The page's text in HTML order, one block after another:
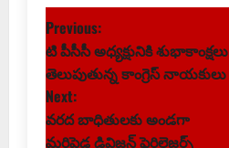
P
o
s
Previous:
టి పీసీసీ అధ్యక్షునికి శుభాకాంక్షలు
తెలుపుతున్న కాంగ్రెస్ నాయకులు
Next:
వరద బాధితులకు అండగా
మరిపెడ డివిజన్ ఫెర్టిలైజర్స్